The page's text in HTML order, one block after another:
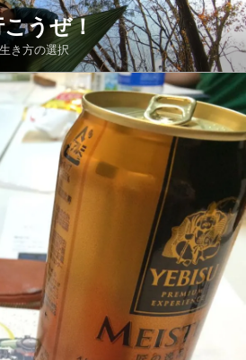
うぜ！
き方の選択